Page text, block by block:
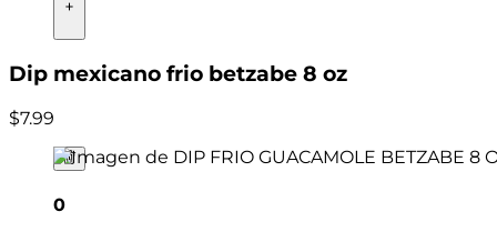
Dip mexicano frio betzabe 8 oz
$7.99
0